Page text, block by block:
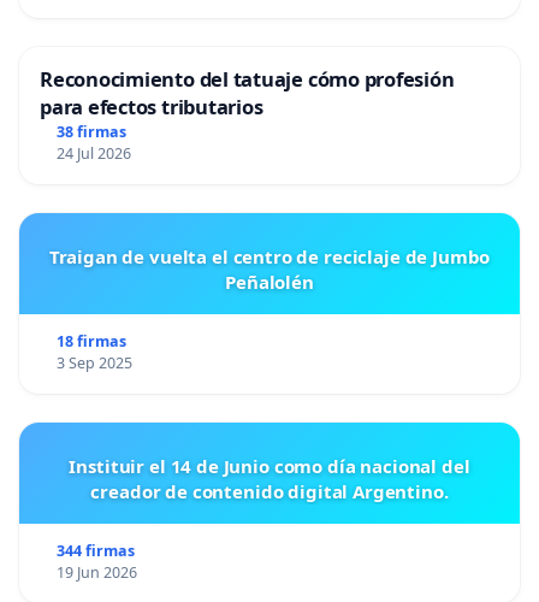
Reconocimiento del tatuaje cómo profesión
para efectos tributarios
38 firmas
24 Jul 2026
Traigan de vuelta el centro de reciclaje de Jumbo
Peñalolén
18 firmas
3 Sep 2025
Instituir el 14 de Junio como día nacional del
creador de contenido digital Argentino.
344 firmas
19 Jun 2026